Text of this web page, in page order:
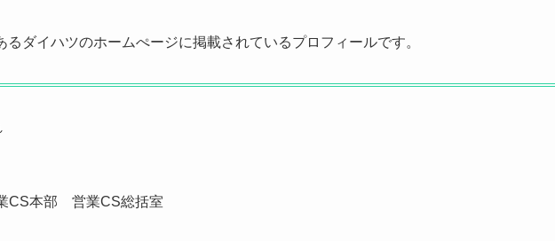
るダイハツのホームぺージに掲載されているプロフィールです。
CS本部 営業CS総括室